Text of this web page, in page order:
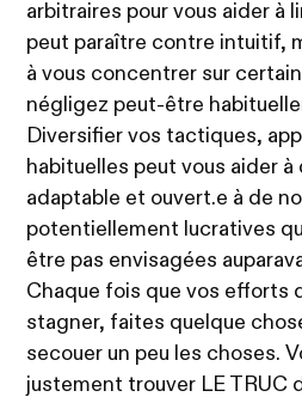
arbitraires pour vous aider à
peut paraître contre intuitif,
à vous concentrer sur
négligez peut-être
Diversifier vos tactiques,
habituelles peut vous aider à
adaptable et ouvert.e à de
potentiellement lucratives
être pas envisagées
Chaque fois que vos efforts
stagner, faites quelque
secouer un peu les choses.
justement trouver LE TRUC